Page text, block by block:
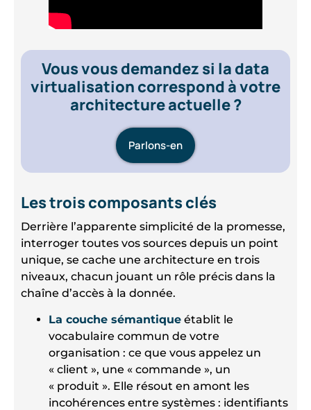
Vous vous demandez si la data
virtualisation correspond à votre
architecture actuelle ?
Parlons-en
Les trois composants clés
Derrière l’apparente simplicité de la promesse,
interroger toutes vos sources depuis un point
unique, se cache une architecture en trois
niveaux, chacun jouant un rôle précis dans la
chaîne d’accès à la donnée.
La couche sémantique établit le
vocabulaire commun de votre
organisation : ce que vous appelez un
« client », une « commande », un
« produit ». Elle résout en amont les
incohérences entre systèmes : identifiants